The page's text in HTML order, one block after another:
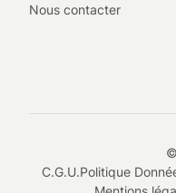
Nous contacter
C.G.U.Politique